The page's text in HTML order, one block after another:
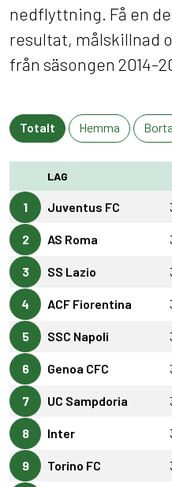
nedflyttning. Få en
resultat, målskillnad
från säsongen 2014-
Totalt Hemma Borta
LAG
1 Juventus FC
2 AS Roma
3 SS Lazio
4 ACF Fiorentina
5 SSC Napoli
6 Genoa CFC
7 UC Sampdoria
8 Inter
9 Torino FC